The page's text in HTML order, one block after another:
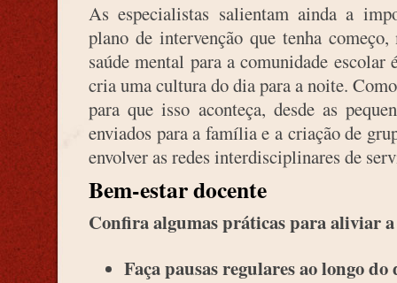
As especialistas salientam ainda a
plano de intervenção que tenha
saúde mental para a comunidade
cria uma cultura do dia para a noite.
para que isso aconteça, desde as
enviados para a família e a criação de
envolver as redes interdisciplinares de
Bem-estar docente
Confira algumas práticas para aliviar
Faça pausas regulares ao longo do